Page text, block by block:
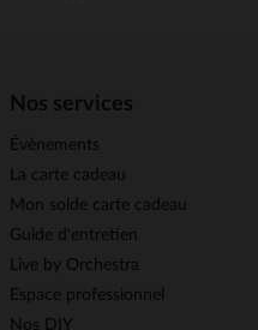
Nos services
Évènements
La carte cadeau
Mon solde carte cadeau
Guide d'entretien
Live by Orchestra
Espace professionnel
Nos DIY